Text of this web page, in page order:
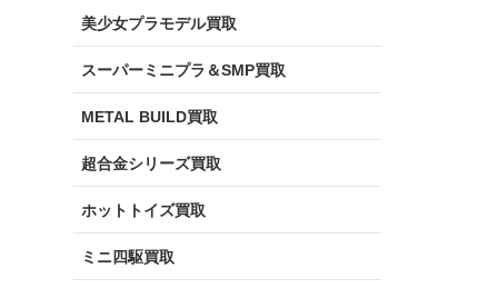
美少女プラモデル買取
スーパーミニプラ＆SMP買取
METAL BUILD買取
超合金シリーズ買取
ホットトイズ買取
ミニ四駆買取